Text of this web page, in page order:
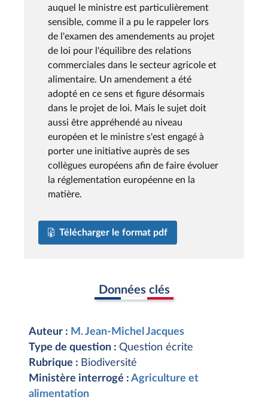
auquel le ministre est particulièrement
sensible, comme il a pu le rappeler lors
de l'examen des amendements au projet
de loi pour l'équilibre des relations
commerciales dans le secteur agricole et
alimentaire. Un amendement a été
adopté en ce sens et figure désormais
dans le projet de loi. Mais le sujet doit
aussi être appréhendé au niveau
européen et le ministre s'est engagé à
porter une initiative auprès de ses
collègues européens afin de faire évoluer
la réglementation européenne en la
matière.
Télécharger le format pdf
Données clés
Auteur : M. Jean-Michel Jacques
Type de question : Question écrite
Rubrique : Biodiversité
Ministère interrogé : Agriculture et
alimentation